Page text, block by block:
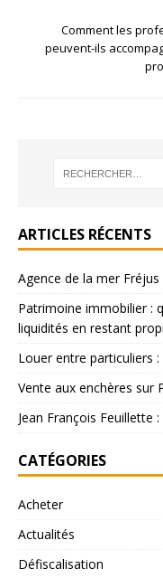
Comment les
peuvent-ils
ARTICLES RÉCENTS
Agence de la mer
Patrimoine immobilier :
liquidités en restant
Louer entre particuliers
Vente aux enchères sur
Jean François Feuillette
CATÉGORIES
Acheter
Actualités
Défiscalisation